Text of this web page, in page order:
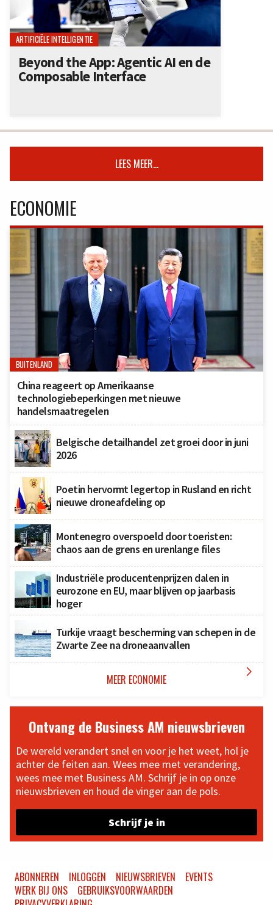
ARTIFICIËLE INTELLIGENTIE
Beyond the App: Agentic AI en de
Composable Interface
LEES MEER...
ECONOMIE
BUITENLAND
China reageert op Amerikaanse
technologiebeperkingen met nieuwe
handelsmaatregelen
Belgische detailhandel zet groei door in juni
2026
Poetin hervormt legertop in Rusland en richt
nieuwe droneafdeling op
Montenegro overspoeld door toeristen:
chaos aan de grens en urenlange files
Industriële producentenprijzen dalen in
eurozone en EU, maar blijven op jaarbasis
hoger
Turkije vraagt bescherming van schepen in de
Zwarte Zee na droneaanvallen
MEER ECONOMIE 
Ontvang de Business AM nieuwsbrieven
De wereld verandert snel en voor je het weet, hol je
achter de feiten aan. Wees mee met verandering,
wees mee met Business AM. Schrijf je in op onze
nieuwsbrieven en houd de vinger aan de pols.
Schrijf je in
ABONNEREN INLOGGEN NIEUWSBRIEVEN
EVENTS
WERK BIJ ONS
GEBRUIKSVOORWAARDEN